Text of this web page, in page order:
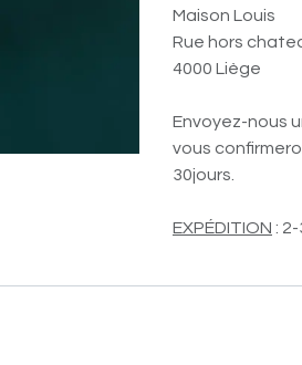
Maison Louis
Rue hors
4000 Liège
Envoyez-nous
vous
30jours.
EXPÉDITION :